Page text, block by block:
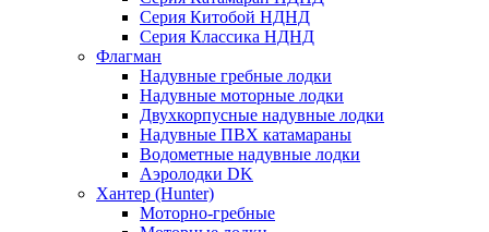
Серия Китобой НДНД
Серия Классика НДНД
Флагман
Надувные гребные лодки
Надувные моторные лодки
Двухкорпусные надувные лодки
Надувные ПВХ катамараны
Водометные надувные лодки
Аэролодки DK
Хантер (Hunter)
Моторно-гребные